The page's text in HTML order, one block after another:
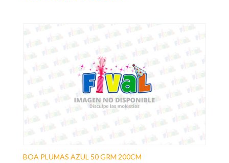
BOA PLUMAS AZUL 50 GRM 200CM